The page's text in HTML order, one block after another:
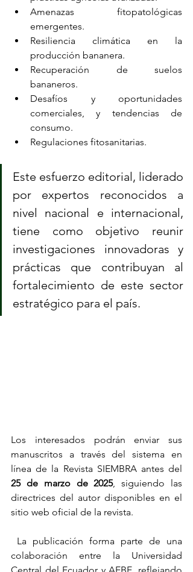
Amenazas fitopatológicas
emergentes.
Resiliencia climática en la
producción bananera.
Recuperación de suelos
bananeros.
Desafíos y oportunidades
comerciales, y tendencias de
consumo.
Regulaciones fitosanitarias.
Este esfuerzo editorial, liderado
por expertos reconocidos a
nivel nacional e internacional,
tiene como objetivo reunir
investigaciones innovadoras y
prácticas que contribuyan al
fortalecimiento de este sector
estratégico para el país.
Los interesados podrán enviar sus
manuscritos a través del sistema en
25 de marzo de 2025, siguiendo las
directrices del autor disponibles en el
sitio web oficial de la revista.
colaboración entre la Universidad